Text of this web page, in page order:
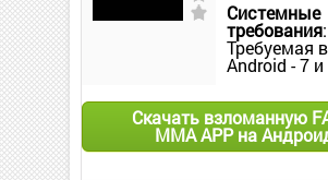
Системные
требования:
Требуемая
Android - 7
Скачать взломанную
MMA APP на